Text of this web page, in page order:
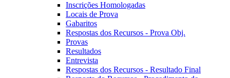
Inscrições Homologadas
Locais de Prova
Gabaritos
Respostas dos Recursos - Prova Obj.
Provas
Resultados
Entrevista
Respostas dos Recursos - Resultado Final